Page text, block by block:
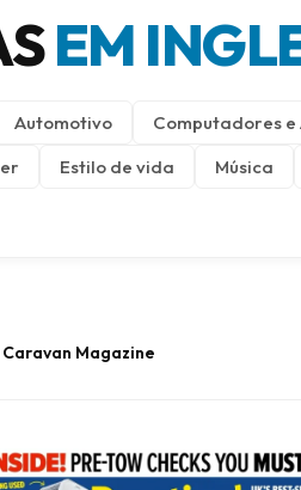
EM
Automotivo Computadores e
Estilo de vida Música
Magazine